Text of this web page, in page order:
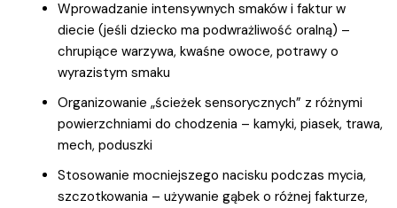
Wprowadzanie intensywnych smaków i faktur w
diecie (jeśli dziecko ma podwrażliwość oralną) –
chrupiące warzywa, kwaśne owoce, potrawy o
wyrazistym smaku
Organizowanie „ścieżek sensorycznych” z różnymi
powierzchniami do chodzenia – kamyki, piasek, trawa,
mech, poduszki
Stosowanie mocniejszego nacisku podczas mycia,
szczotkowania – używanie gąbek o różnej fakturze,